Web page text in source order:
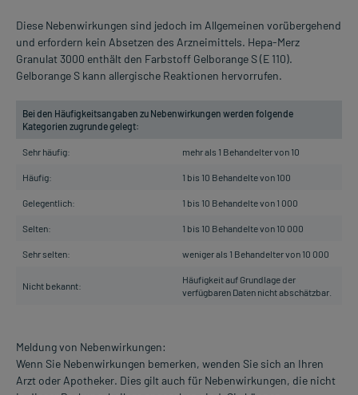
Diese Nebenwirkungen sind jedoch im Allgemeinen vorübergehend
und erfordern kein Absetzen des Arzneimittels. Hepa-Merz
Granulat 3000 enthält den Farbstoff Gelborange S (E 110).
Gelborange S kann allergische Reaktionen hervorrufen.
Bei den Häufigkeitsangaben zu Nebenwirkungen werden folgende
Kategorien zugrunde gelegt:
Sehr häufig: mehr als 1 Behandelter von 10
Häufig: 1 bis 10 Behandelte von 100
Gelegentlich: 1 bis 10 Behandelte von 1 000
Selten: 1 bis 10 Behandelte von 10 000
Sehr selten: weniger als 1 Behandelter von 10 000
Nicht bekannt:
Häufigkeit auf Grundlage der
verfügbaren Daten nicht abschätzbar.
Meldung von Nebenwirkungen:
Wenn Sie Nebenwirkungen bemerken, wenden Sie sich an Ihren
Arzt oder Apotheker. Dies gilt auch für Nebenwirkungen, die nicht